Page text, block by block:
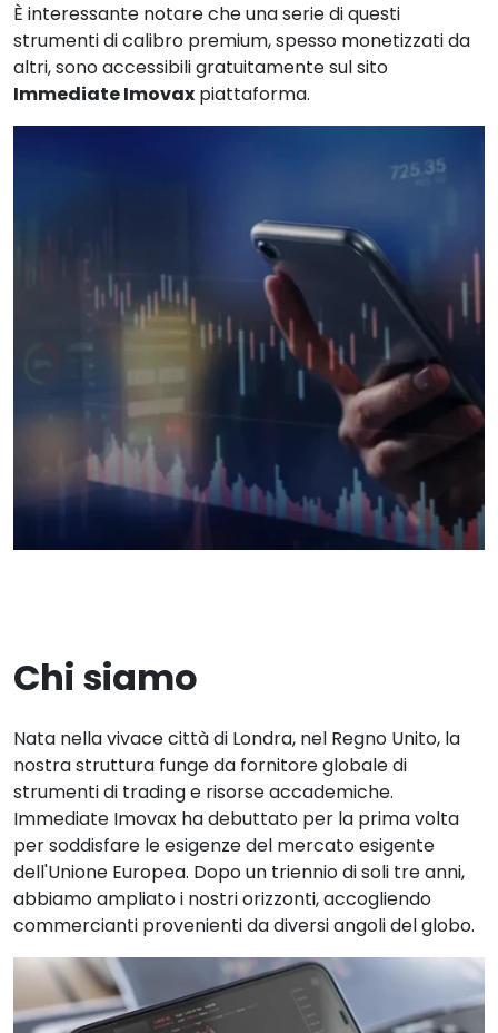
È interessante notare che una serie di questi
strumenti di calibro premium, spesso monetizzati da
altri, sono accessibili gratuitamente sul sito
Immediate Imovax piattaforma.
Chi siamo
Nata nella vivace città di Londra, nel Regno Unito, la
nostra struttura funge da fornitore globale di
strumenti di trading e risorse accademiche.
Immediate Imovax ha debuttato per la prima volta
per soddisfare le esigenze del mercato esigente
dell'Unione Europea. Dopo un triennio di soli tre anni,
abbiamo ampliato i nostri orizzonti, accogliendo
commercianti provenienti da diversi angoli del globo.